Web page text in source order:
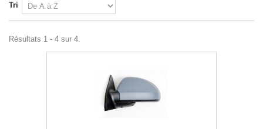
Tri
Résultats 1 - 4 sur 4.